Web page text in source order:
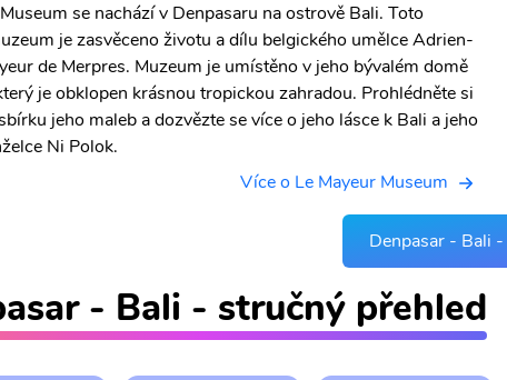
se nachází v Denpasaru na ostrově Bali. Toto
je zasvěceno životu a dílu belgického umělce Adrien-
de Merpres. Muzeum je umístěno v jeho bývalém domě
je obklopen krásnou tropickou zahradou. Prohlédněte si
jeho maleb a dozvězte se více o jeho lásce k Bali a jeho
Ni Polok.
Více o Le Mayeur Museum
Denpasar - Bali
- Bali - stručný přehled